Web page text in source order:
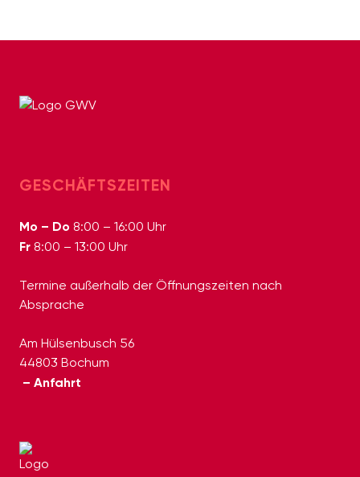
GESCHÄFTSZEITEN
Mo – Do 8:00 – 16:00 Uhr
Fr 8:00 – 13:00 Uhr
Termine außerhalb der Öffnungszeiten nach
Absprache
Am Hülsenbusch 56
44803 Bochum
– Anfahrt